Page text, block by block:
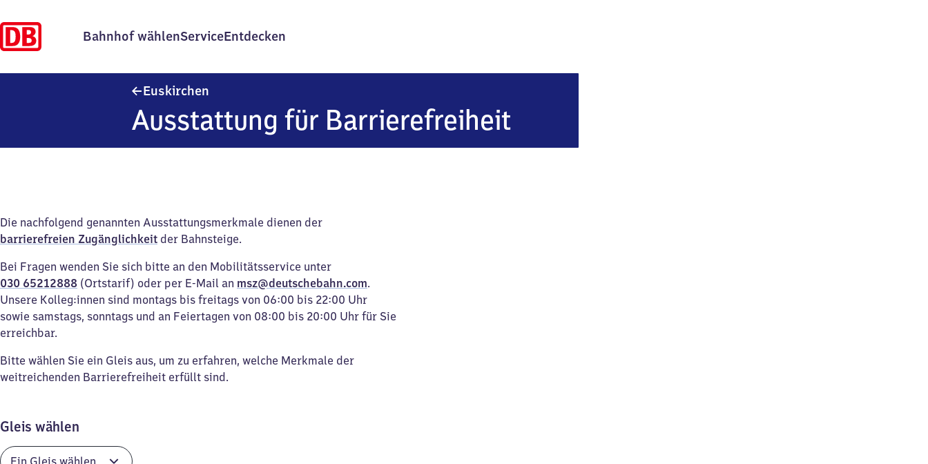
Bahnhof wählenServiceEntdecken
Euskirchen
Ausstattung für Barrierefreiheit
Die nachfolgend genannten Ausstattungsmerkmale dienen der
barrierefreien Zugänglichkeit der Bahnsteige.
Bei Fragen wenden Sie sich bitte an den Mobilitätsservice unter
030 65212888 (Ortstarif) oder per E-Mail an msz@deutschebahn.com.
Unsere Kolleg:innen sind montags bis freitags von 06:00 bis 22:00 Uhr
sowie samstags, sonntags und an Feiertagen von 08:00 bis 20:00 Uhr für Sie
erreichbar.
Bitte wählen Sie ein Gleis aus, um zu erfahren, welche Merkmale der
weitreichenden Barrierefreiheit erfüllt sind.
Gleis wählen